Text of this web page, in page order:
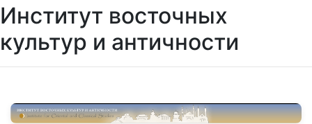
Институт восточных
культур и античности